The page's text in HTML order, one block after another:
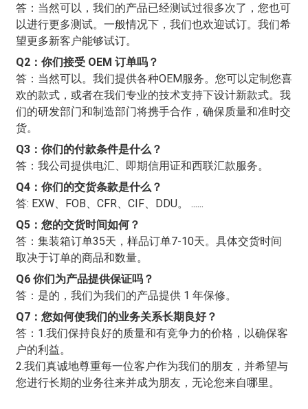
答：当然可以，我们的产品已经测试过很多次了，您也可
以进行更多测试。一般情况下，我们也欢迎试订。我们希
望更多新客户能够试订。
Q2：你们接受 OEM 订单吗？
答：当然可以。我们提供各种OEM服务。您可以定制您喜
欢的款式，或者在我们专业的技术支持下设计新款式。我
们的研发部门和制造部门将携手合作，确保质量和准时交
货。
Q3：你们的付款条件是什么？
答：我公司提供电汇、即期信用证和西联汇款服务。
Q4：你们的交货条款是什么？
答: EXW、FOB、CFR、CIF、DDU。 ......
Q5：您的交货时间如何？
答：集装箱订单35天，样品订单7-10天。具体交货时间
取决于订单的商品和数量。
Q6 你们为产品提供保证吗？
答：是的，我们为我们的产品提供 1 年保修。
Q7：您如何使我们的业务关系长期良好？
答：1.我们保持良好的质量和有竞争力的价格，以确保客
户的利益。
2.我们真诚地尊重每一位客户作为我们的朋友，并希望与
您进行长期的业务往来并成为朋友，无论您来自哪里。